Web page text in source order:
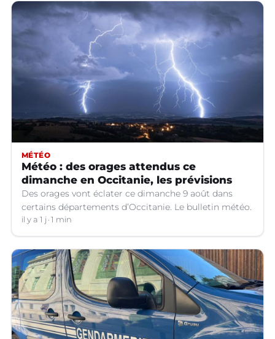
MÉTÉO
Météo : des orages attendus ce
dimanche en Occitanie, les prévisions
Des orages vont éclater ce dimanche 9 août dans
certains départements d’Occitanie. Le bulletin météo.
il y a 1 j 1 min